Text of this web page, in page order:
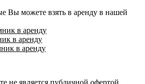
Вы можете взять в аренду в нашей
в аренду
в аренду
в аренду
не является публичной офертой